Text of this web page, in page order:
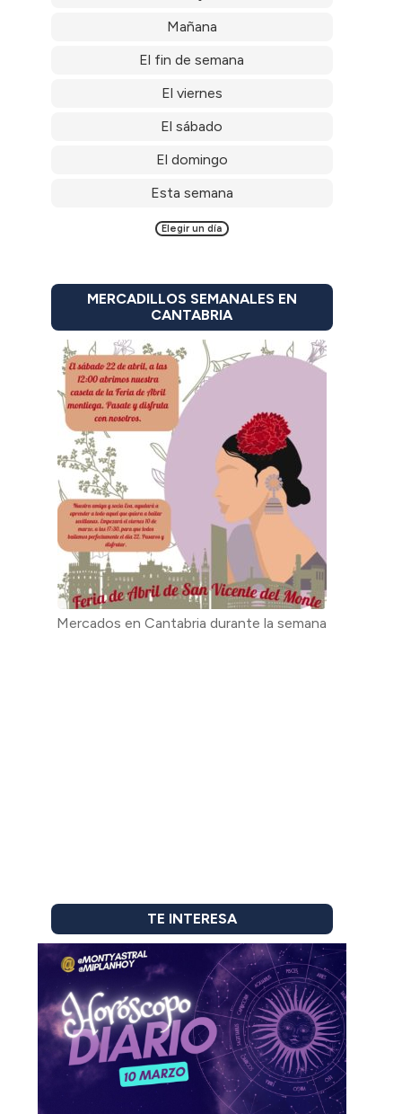
Mañana
El fin de semana
El viernes
El sábado
El domingo
Esta semana
Elegir un día
MERCADILLOS SEMANALES EN
CANTABRIA
Mercados en Cantabria durante la semana
TE INTERESA